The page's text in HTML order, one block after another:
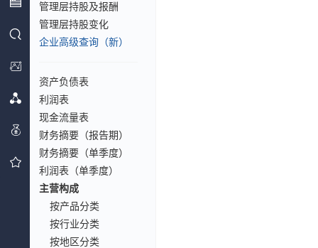
管理层持股及报酬
管理层持股变化
企业高级查询（新）
资产负债表
利润表
现金流量表
财务摘要（报告期）
财务摘要（单季度）
利润表（单季度）
主营构成
按产品分类
按行业分类
按地区分类